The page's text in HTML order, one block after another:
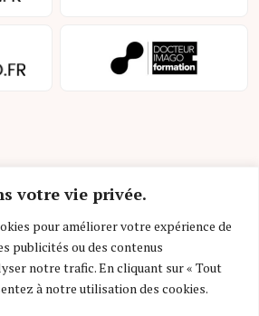
votre vie privée.
pour améliorer votre expérience de
publicités ou des contenus
notre trafic. En cliquant sur « Tout
à notre utilisation des cookies.
d’utilisation